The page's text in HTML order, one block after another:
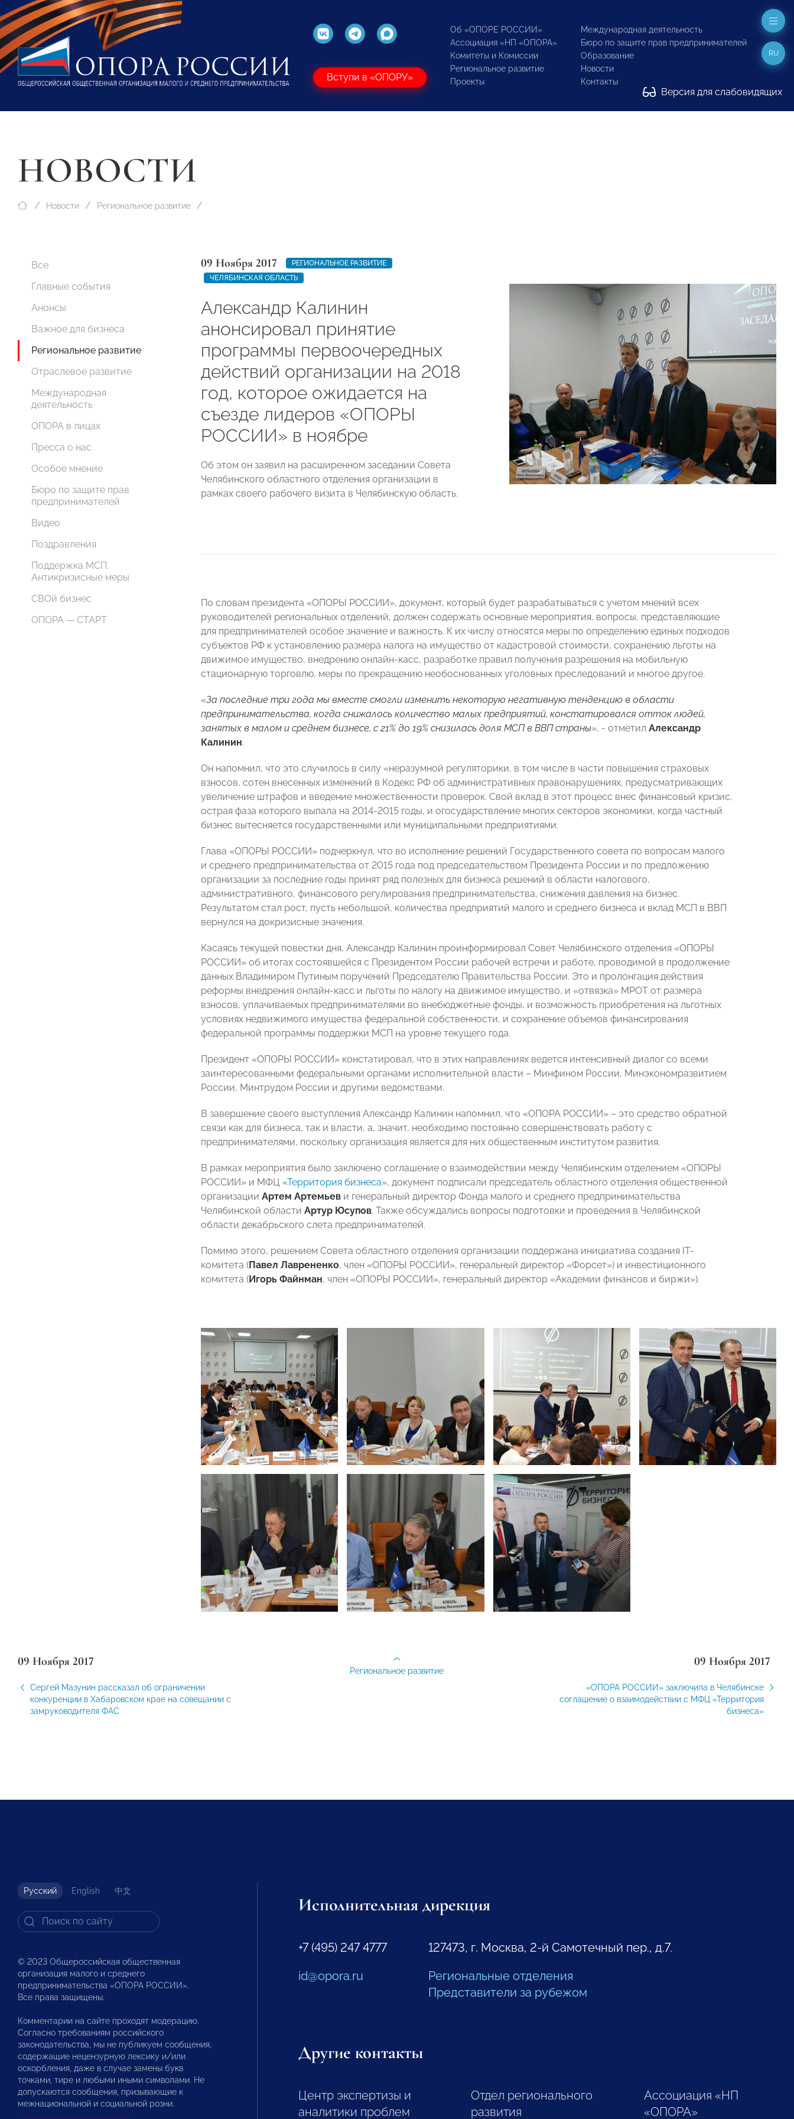
Вступи в «ОПОРУ»
Об «ОПОРЕ РОССИИ»
Ассоциация «НП «ОПОРА»
Комитеты и Комиссии
Региональное развитие
Проекты
Международная деятельность
Бюро по защите прав предпринимателей
Образование
Новости
Контакты
Версия для слабовидящих
RU
НОВОСТИ
Новости Региональное развитие
Все
Главные события
Анонсы
Важное для бизнеса
Региональное развитие
Отраслевое развитие
Международная
деятельность
ОПОРА в лицах
Пресса о нас
Особое мнение
Бюро по защите прав
предпринимателей
Видео
Поздравления
Поддержка МСП.
Антикризисные меры
СВОй бизнес
ОПОРА — СТАРТ
09 Ноября 2017
РЕГИОНАЛЬНОЕ РАЗВИТИЕ
ЧЕЛЯБИНСКАЯ ОБЛАСТЬ
Александр Калинин
анонсировал принятие
программы первоочередных
действий организации на 2018
год, которое ожидается на
съезде лидеров «ОПОРЫ
РОССИИ» в ноябре
Об этом он заявил на расширенном заседании Совета
Челябинского областного отделения организации в
рамках своего рабочего визита в Челябинскую область.
По словам президента «ОПОРЫ РОССИИ», документ, который будет разрабатываться с учетом мнений всех
руководителей региональных отделений, должен содержать основные мероприятия, вопросы, представляющие
для предпринимателей особое значение и важность. К их числу относятся меры по определению единых подходов
субъектов РФ к установлению размера налога на имущество от кадастровой стоимости, сохранению льготы на
движимое имущество, внедрению онлайн-касс, разработке правил получения разрешения на мобильную
стационарную торговлю, меры по прекращению необоснованных уголовных преследований и многое другое.
«За последние три года мы вместе смогли изменить некоторую негативную тенденцию в области
предпринимательства, когда снижалось количество малых предприятий, констатировался отток людей,
занятых в малом и среднем бизнесе, с 21% до 19% снизилась доля МСП в ВВП страны», - отметил Александр
Калинин.
Он напомнил, что это случилось в силу «неразумной регуляторики, в том числе в части повышения страховых
взносов, сотен внесенных изменений в Кодекс РФ об административных правонарушениях, предусматривающих
увеличение штрафов и введение множественности проверок. Свой вклад в этот процесс внес финансовый кризис,
острая фаза которого выпала на 2014-2015 годы, и огосударствление многих секторов экономики, когда частный
бизнес вытесняется государственными или муниципальными предприятиями.
Глава «ОПОРЫ РОССИИ» подчеркнул, что во исполнение решений Государственного совета по вопросам малого
и среднего предпринимательства от 2015 года под председательством Президента России и по предложению
организации за последние годы принят ряд полезных для бизнеса решений в области налогового,
административного, финансового регулирования предпринимательства, снижения давления на бизнес.
Результатом стал рост, пусть небольшой, количества предприятий малого и среднего бизнеса и вклад МСП в ВВП
вернулся на докризисные значения.
Касаясь текущей повестки дня, Александр Калинин проинформировал Совет Челябинского отделения «ОПОРЫ
РОССИИ» об итогах состоявшейся с Президентом России рабочей встречи и работе, проводимой в продолжение
данных Владимиром Путиным поручений Председателю Правительства России. Это и пролонгация действия
реформы внедрения онлайн-касс и льготы по налогу на движимое имущество, и «отвязка» МРОТ от размера
взносов, уплачиваемых предпринимателями во внебюджетные фонды, и возможность приобретения на льготных
условиях недвижимого имущества федеральной собственности, и сохранение объемов финансирования
федеральной программы поддержки МСП на уровне текущего года.
Президент «ОПОРЫ РОССИИ» констатировал, что в этих направлениях ведется интенсивный диалог со всеми
заинтересованными федеральными органами исполнительной власти – Минфином России, Минэкономразвитием
России, Минтрудом России и другими ведомствами.
В завершение своего выступления Александр Калинин напомнил, что «ОПОРА РОССИИ» – это средство обратной
связи как для бизнеса, так и власти, а, значит, необходимо постоянно совершенствовать работу с
предпринимателями, поскольку организация является для них общественным институтом развития.
В рамках мероприятия было заключено соглашение о взаимодействии между Челябинским отделением «ОПОРЫ
РОССИИ» и МФЦ «Территория бизнеса», документ подписали председатель областного отделения общественной
организации Артем Артемьев и генеральный директор Фонда малого и среднего предпринимательства
Челябинской области Артур Юсупов. Также обсуждались вопросы подготовки и проведения в Челябинской
области декабрьского слета предпринимателей.
Помимо этого, решением Совета областного отделения организации поддержана инициатива создания IT-
комитета (Павел Лаврененко, член «ОПОРЫ РОССИИ», генеральный директор «Форсет») и инвестиционного
комитета (Игорь Файнман, член «ОПОРЫ РОССИИ», генеральный директор «Академии финансов и биржи»).
09 Ноября 2017
Сергей Мазунин рассказал об ограничении
конкуренции в Хабаровском крае на совещании с
замруководителя ФАС
09 Ноября 2017
«ОПОРА РОССИИ» заключила в Челябинске
соглашение о взаимодействии с МФЦ «Территория
бизнеса»
Региональное развитие
Русский English 中文
© 2023 Общероссийская общественная
организация малого и среднего
предпринимательства «ОПОРА РОССИИ».
Все права защищены.
Комментарии на сайте проходят модерацию.
Согласно требованиям российского
законодательства, мы не публикуем сообщения,
содержащие нецензурную лексику и/или
оскорбления, даже в случае замены букв
точками, тире и любыми иными символами. Не
допускаются сообщения, призывающие к
межнациональной и социальной розни.
Исполнительная дирекция
+7 (495) 247 4777
id@opora.ru
127473, г. Москва, 2-й Самотечный пер., д.7.
Региональные отделения
Представители за рубежом
Другие контакты
Центр экспертизы и
аналитики проблем
Отдел регионального
развития
Ассоциация «НП
«ОПОРА»